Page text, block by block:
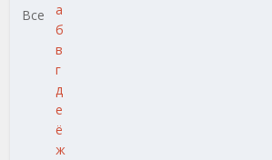
Все
а
б
в
г
д
е
ё
ж